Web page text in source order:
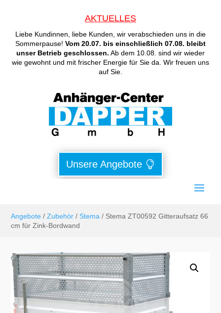
AKTUELLES
Liebe Kundinnen, liebe Kunden, wir verabschieden uns in die
Sommerpause! Vom 20.07. bis einschließlich 07.08. bleibt
unser Betrieb geschlossen. Ab dem 10.08. sind wir wieder
wie gewohnt und mit frischer Energie für Sie da. Wir freuen uns
auf Sie.
Unsere Angebote
Angebote /Zubehör /Stema / Stema ZT00592 Gitteraufsatz 66
cm für Zink-Bordwand